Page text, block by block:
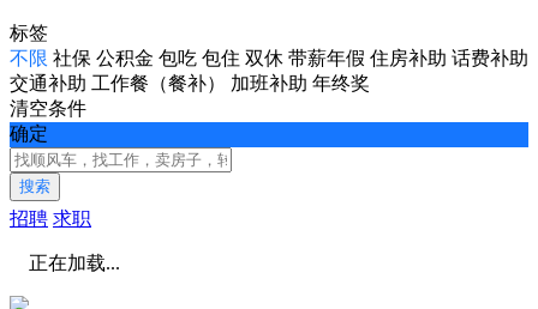
标签
不限 社保 公积金 包吃 包住 双休 带薪年假 住房补助 话费补助
交通补助 工作餐（餐补） 加班补助 年终奖
清空条件
确定
搜索
招聘 求职
正在加载...